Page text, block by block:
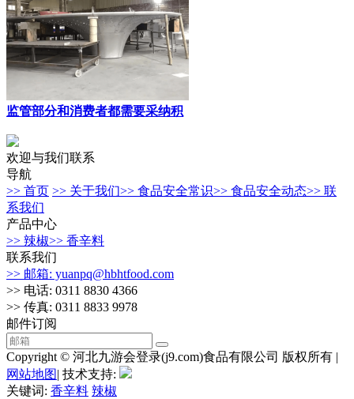
监管部分和消费者都需要采纳积
欢迎与我们联系
导航
>> 首页 >> 关于我们>> 食品安全常识>> 食品安全动态>> 联
系我们
产品中心
>> 辣椒>> 香辛料
联系我们
>> 邮箱: yuanpq@hbhtfood.com
>> 电话: 0311 8830 4366
>> 传真: 0311 8833 9978
邮件订阅
Copyright © 河北九游会登录(j9.com)食品有限公司 版权所有 |
网站地图| 技术支持:
关键词: 香辛料 辣椒